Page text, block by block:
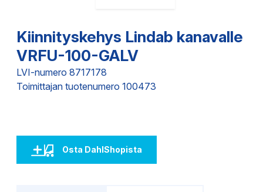
Kiinnityskehys Lindab kanavalle
VRFU-100-GALV
LVI-numero 8717178
Toimittajan tuotenumero 100473
Osta DahlShopista